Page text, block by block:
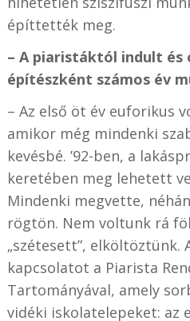
építtették meg.
– A piaristáktól indult és
építészként számos év
– Az első öt év euforikus
amikor még mindenki
kevésbé. ’92-ben, a
keretében meg lehetett
Mindenki megvette,
rögtön. Nem voltunk rá
„szétesett”, elköltöztünk.
kapcsolatot a Piarista
Tartományával, amely
vidéki iskolatelepeket: az